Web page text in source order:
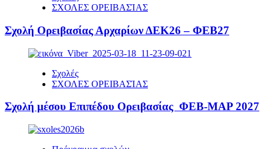
ΣΧΟΛΕΣ ΟΡΕΙΒΑΣΊΑΣ
Σχολή Ορειβασίας Αρχαρίων ΔΕΚ26 – ΦΕΒ27
Σχολές
ΣΧΟΛΕΣ ΟΡΕΙΒΑΣΊΑΣ
Σχολή μέσου Επιπέδου Ορειβασίας ΦΕΒ-ΜΑΡ 2027